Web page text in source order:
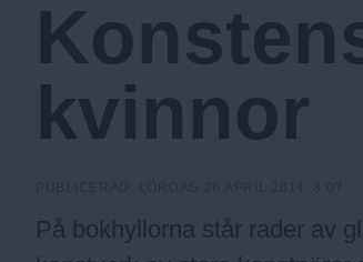
a
.
N
kvinnor
På bokhyllorna står rader av